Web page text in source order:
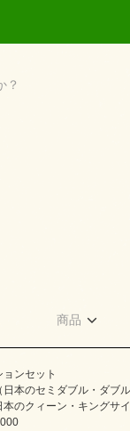
商品
ンセット
本のセミダブル・ダブ
のクィーン・キングサイ